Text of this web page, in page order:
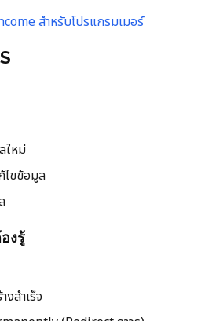
สำหรับโปรแกรมเมอร์
ใหม่
ไขข้อมูล
งรู้
สำเร็จ